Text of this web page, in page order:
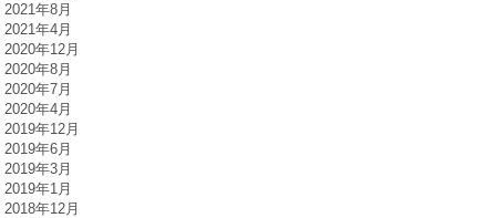
2021年8月
2021年4月
2020年12月
2020年8月
2020年7月
2020年4月
2019年12月
2019年6月
2019年3月
2019年1月
2018年12月